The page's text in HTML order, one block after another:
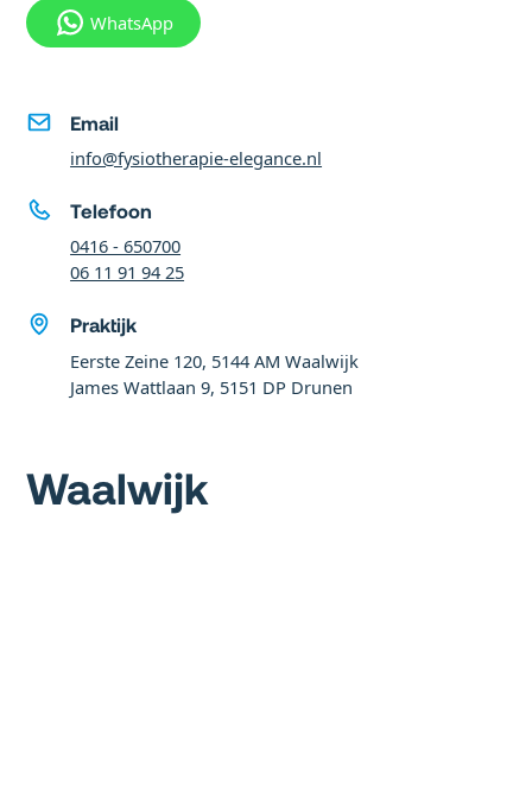
WhatsApp
Email
info@fysiotherapie-elegance.nl
Telefoon
0416 - 650700
06 11 91 94 25
Praktijk
Eerste Zeine 120, 5144 AM Waalwijk
James Wattlaan 9, 5151 DP Drunen
Waalwijk